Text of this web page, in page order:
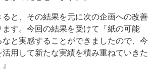
ると、その結果を元に次の企画への改善
す。今回の結果を受けて「紙の可能
と実感することができましたので、今
用して新たな実績を積み重ねていきた